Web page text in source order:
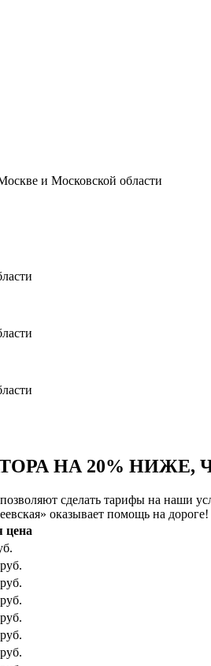
и Московской области
НА 20%
сделать тарифы на наши
оказывает помощь на дороге!
цена